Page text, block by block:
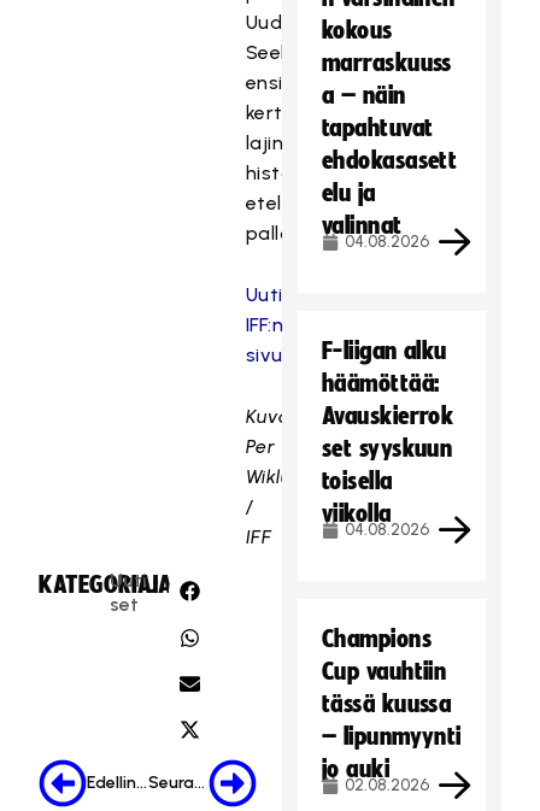
Uudessa-
Seelannissa
ensi
kertaa
lajin
historiassa
eteläisellä
pallonpuoliskolla.
Uutinen
IFF:n
sivuilla
Kuva:
Per
Wiklund
/
IFF
KATEGORIA:
Uuti
set
JAA:
Edellinen Seuraava
kokous
marraskuuss
a – näin
tapahtuvat
ehdokasasett
elu ja
valinnat
04.08.2026
F-liigan alku
häämöttää:
Avauskierrok
set syyskuun
toisella
viikolla
04.08.2026
Champions
Cup vauhtiin
tässä kuussa
– lipunmyynti
jo auki
02.08.2026